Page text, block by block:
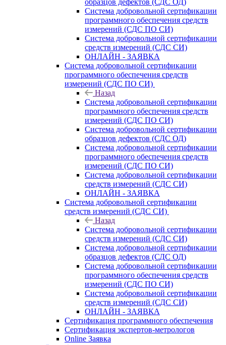
образцов дефектов (СДС ОД)
Система добровольной сертификации
программного обеспечения средств
измерений (СДС ПО СИ)
Система добровольной сертификации
средств измерений (СДС СИ)
ОНЛАЙН - ЗАЯВКА
Система добровольной сертификации
программного обеспечения средств
измерений (СДС ПО СИ)
Назад
Система добровольной сертификации
программного обеспечения средств
измерений (СДС ПО СИ)
Система добровольной сертификации
образцов дефектов (СДС ОД)
Система добровольной сертификации
программного обеспечения средств
измерений (СДС ПО СИ)
Система добровольной сертификации
средств измерений (СДС СИ)
ОНЛАЙН - ЗАЯВКА
Система добровольной сертификации
средств измерений (СДС СИ)
Назад
Система добровольной сертификации
средств измерений (СДС СИ)
Система добровольной сертификации
образцов дефектов (СДС ОД)
Система добровольной сертификации
программного обеспечения средств
измерений (СДС ПО СИ)
Система добровольной сертификации
средств измерений (СДС СИ)
ОНЛАЙН - ЗАЯВКА
Сертификация программного обеспечения
Сертификация экспертов-метрологов
Online Заявка